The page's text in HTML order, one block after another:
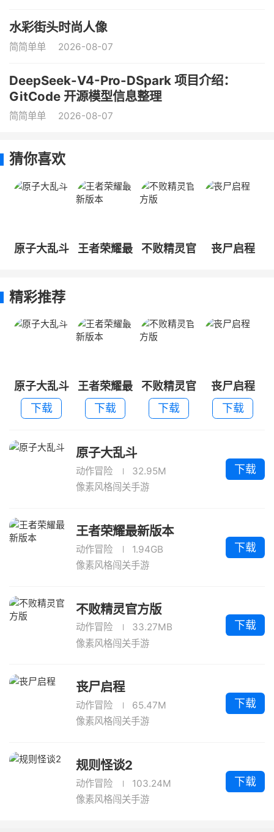
水彩街头时尚人像
简简单单 2026-08-07
DeepSeek-V4-Pro-DSpark 项目介绍：
GitCode 开源模型信息整理
简简单单 2026-08-07
猜你喜欢
原子大乱斗
王者荣耀最
不败精灵官
丧尸启程
精彩推荐
原子大乱斗
下载
王者荣耀最
新版本
下载
不败精灵官
方版
下载
丧尸启程
下载
原子大乱斗
动作冒险
32.95M
像素风格闯关手游
下载
王者荣耀最新版本
动作冒险
1.94GB
像素风格闯关手游
下载
不败精灵官方版
动作冒险
33.27MB
像素风格闯关手游
下载
丧尸启程
动作冒险
65.47M
像素风格闯关手游
下载
规则怪谈2
动作冒险
103.24M
像素风格闯关手游
下载